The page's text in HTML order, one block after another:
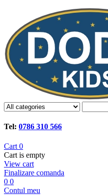
Tel: 0786 310 566
Cart 0
Cart is empty
View cart
Finalizare comanda
0 0
Contul meu